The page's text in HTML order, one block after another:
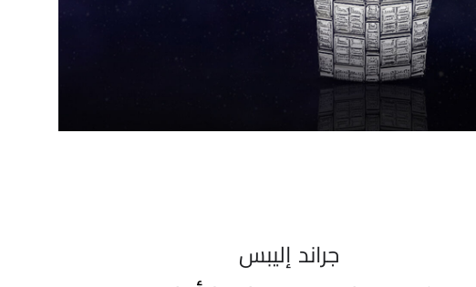
جراند إليبس